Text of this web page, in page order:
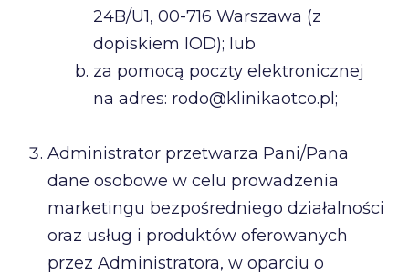
24B/U1, 00-716 Warszawa (z
dopiskiem IOD); lub
za pomocą poczty elektronicznej
na adres: rodo@klinikaotco.pl;
Administrator przetwarza Pani/Pana
dane osobowe w celu prowadzenia
marketingu bezpośredniego działalności
oraz usług i produktów oferowanych
przez Administratora, w oparciu o